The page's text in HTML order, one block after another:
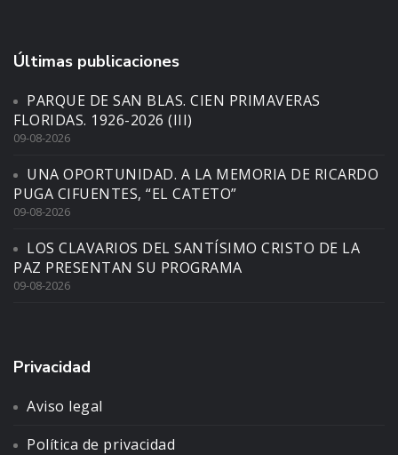
Últimas publicaciones
PARQUE DE SAN BLAS. CIEN PRIMAVERAS
FLORIDAS. 1926-2026 (III)
09-08-2026
UNA OPORTUNIDAD. A LA MEMORIA DE RICARDO
PUGA CIFUENTES, “EL CATETO”
09-08-2026
LOS CLAVARIOS DEL SANTÍSIMO CRISTO DE LA
PAZ PRESENTAN SU PROGRAMA
09-08-2026
Privacidad
Aviso legal
Política de privacidad